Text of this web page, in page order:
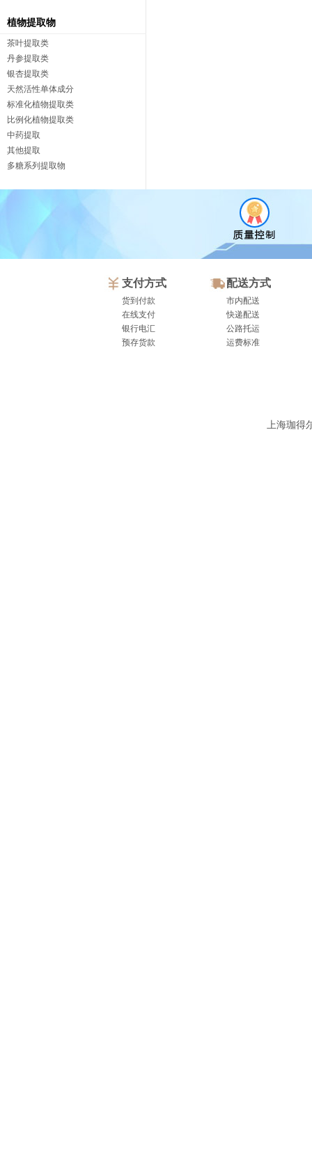
植物提取物
茶叶提取类
丹参提取类
银杏提取类
天然活性单体成分
标准化植物提取类
比例化植物提取类
中药提取
其他提取
多糖系列提取物
支付方式
货到付款
在线支付
银行电汇
预存货款
配送方式
市内配送
快递配送
公路托运
运费标准
上海珈得